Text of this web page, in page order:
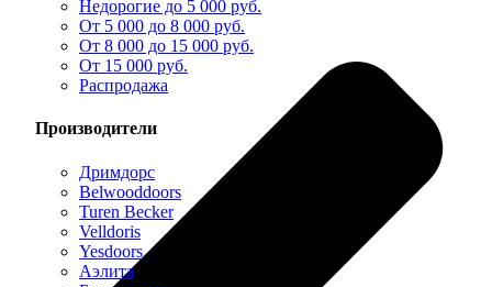
Недорогие до 5 000 руб.
От 5 000 до 8 000 руб.
От 8 000 до 15 000 руб.
От 15 000 руб.
Распродажа
Производители
Дримдорс
Belwooddoors
Turen Becker
Velldoris
Yesdoors
Аэлита